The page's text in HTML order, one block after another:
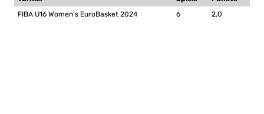
FIBA U16 Women’s EuroBasket 2024
6 2,0